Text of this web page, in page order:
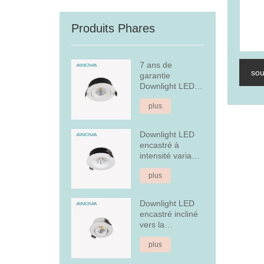
Produits Phares
7 ans de
garantie
Downlight LED
encastré à
intensité variable
plus
Downlight LED
encastré à
intensité variable
en aluminium
fixe de 7 W
plus
Downlight LED
encastré incliné
vers la
couverture
arrière
plus